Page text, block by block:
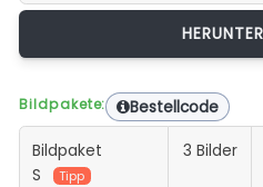
Bildpakete: Bestellcode
Bildpaket
S
Tipp
3 Bilder